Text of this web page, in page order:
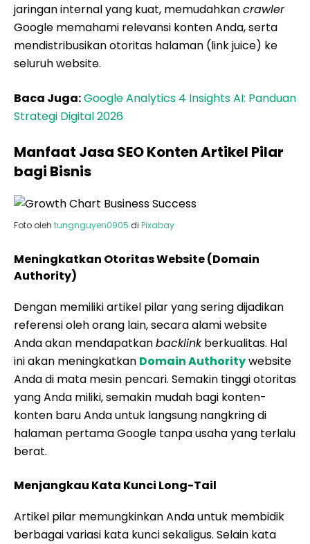
jaringan internal yang kuat, memudahkancrawler
Google memahami relevansi konten Anda, serta
mendistribusikan otoritas halaman (link juice) ke
seluruh website.
Baca Juga:Google Analytics 4 Insights AI: Panduan
Strategi Digital 2026
Manfaat Jasa SEO Konten Artikel Pilar
bagi Bisnis
Foto oleh tungnguyen0905 di Pixabay
Meningkatkan Otoritas Website (Domain
Authority)
Dengan memiliki artikel pilar yang sering dijadikan
referensi oleh orang lain, secara alami website
Anda akan mendapatkanbacklinkberkualitas. Hal
ini akan meningkatkan Domain Authoritywebsite
Anda di mata mesin pencari. Semakin tinggi otoritas
yang Anda miliki, semakin mudah bagi konten-
konten baru Anda untuk langsung nangkring di
halaman pertama Google tanpa usaha yang terlalu
berat.
Menjangkau Kata Kunci Long-Tail
Artikel pilar memungkinkan Anda untuk membidik
berbagai variasi kata kunci sekaligus. Selain kata